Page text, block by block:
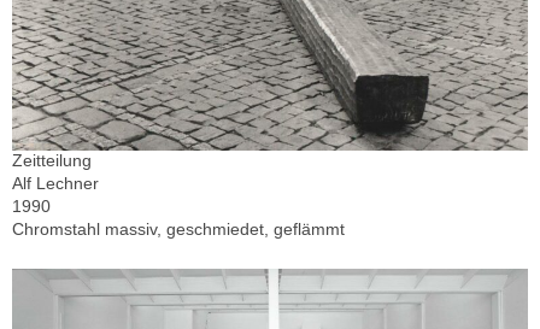
Zeitteilung
Alf Lechner
1990
Chromstahl massiv, geschmiedet, geflämmt